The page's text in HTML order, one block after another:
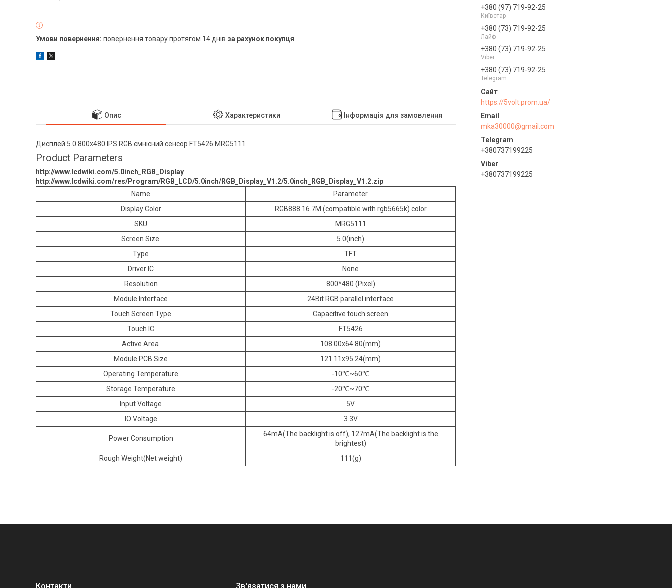
+380 (97) 719-92-25
Київстар
+380 (73) 719-92-25
Лайф
+380 (73) 719-92-25
Viber
+380 (73) 719-92-25
Telegram
https://5volt.prom.ua/
mka30000@gmail.com
+380737199225
+380737199225
повернення товару протягом 14 днів за рахунок покупця
Опис Характеристики Інформація для замовлення
Дисплей 5.0 800x480 IPS RGB ємнісний сенсор FT5426 MRG5111
Product Parameters
http://www.lcdwiki.com/5.0inch_RGB_Display
http://www.lcdwiki.com/res/Program/RGB_LCD/5.0inch/RGB_Display_V1.2/5.0inch_RGB_Display_V1.2.zip
Name
Parameter
Display Color
RGB888 16.7M (compatible with rgb5665k) color
SKU
MRG5111
Screen Size
5.0(inch)
Type
TFT
Driver IC
None
Resolution
800*480 (Pixel)
Module Interface
24Bit RGB parallel interface
Touch Screen Type
Capacitive touch screen
Touch IC
FT5426
Active Area
108.00x64.80(mm)
Module PCB Size
121.11x95.24(mm)
Operating Temperature
-10℃~60℃
Storage Temperature
-20℃~70℃
Input Voltage
5V
IO Voltage
3.3V
Power Consumption
64mA(The backlight is off), 127mA(The backlight is the
brightest)
Rough Weight(Net weight)
111(g)